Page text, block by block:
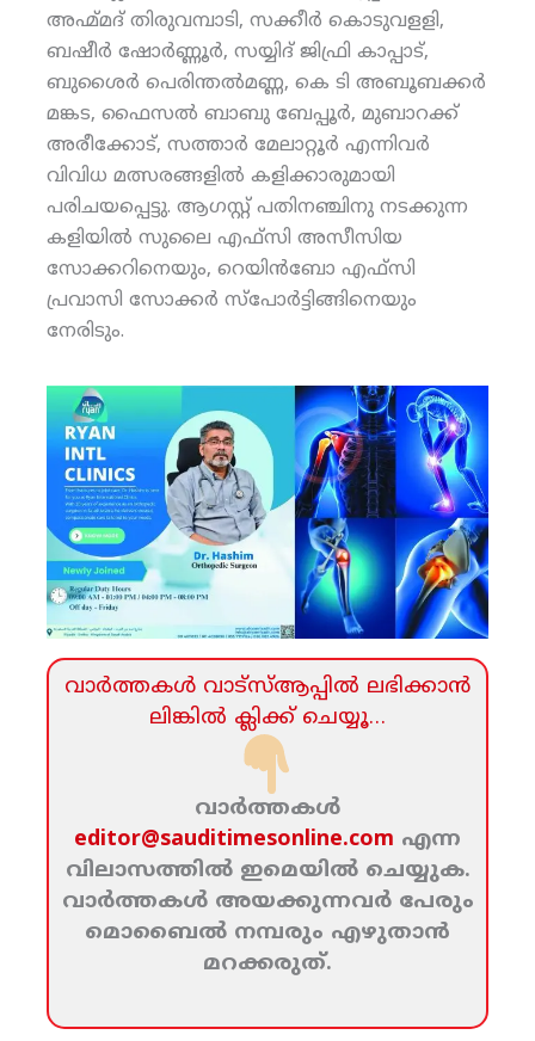
അഹ്മ്മദ് തിരുവമ്പാടി, സക്കീര്‍ കൊടുവളളി,
ബഷീര്‍ ഷോര്‍ണ്ണൂര്‍, സയ്യിദ് ജിഫ്രി കാപ്പാട്,
ബുശൈര്‍ പെരിന്തല്‍മണ്ണ, കെ ടി അബൂബക്കര്‍
മങ്കട, ഫൈസല്‍ ബാബു ബേപ്പൂര്‍, മുബാറക്ക്
അരീക്കോട്, സത്താര്‍ മേലാറ്റൂര്‍ എന്നിവര്‍
വിവിധ മത്സരങ്ങളില്‍ കളിക്കാരുമായി
പരിചയപ്പെട്ടു. ആഗസ്റ്റ് പതിനഞ്ചിനു നടക്കുന്ന
കളിയില്‍ സുലൈ എഫ്‌സി അസീസിയ
സോക്കറിനെയും, റെയിന്‍ബോ എഫ്‌സി
പ്രവാസി സോക്കര്‍ സ്‌പോര്‍ട്ടിങ്ങിനെയും
നേരിടും.
വാര്‍ത്തകള്‍ വാട്‌സ്‌ആപ്പില്‍ ലഭിക്കാന്‍
ലിങ്കില്‍ ക്ലിക്ക്‌ ചെയ്യൂ…
വാര്‍ത്തകള്‍
editor@sauditimesonline.com എന്ന
വിലാസത്തില്‍ ഇമെയില്‍ ചെയ്യുക.
വാര്‍ത്തകള്‍ അയക്കുന്നവര്‍ പേരും
മൊബൈല്‍ നമ്പരും എഴുതാന്‍
മറക്കരുത്‌.